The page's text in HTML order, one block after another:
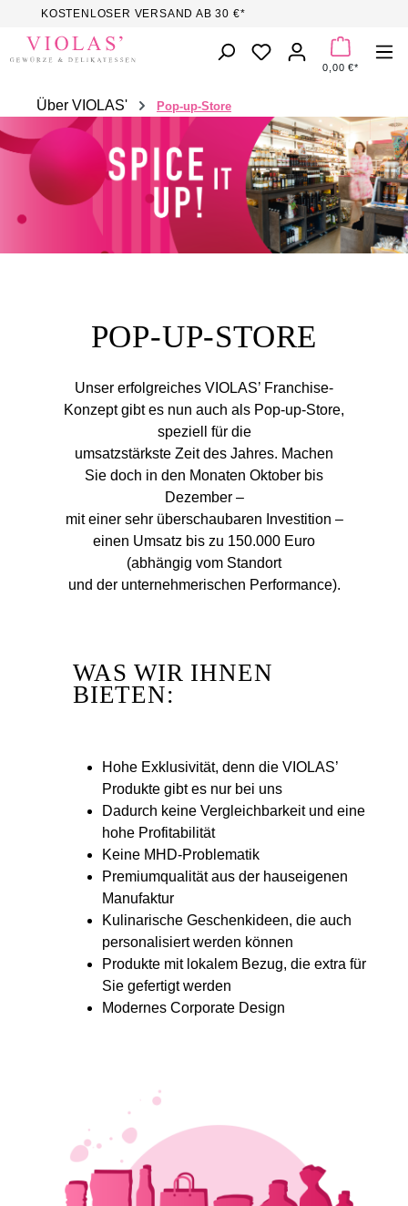
Zum Hauptinhalt springen
KOSTENLOSER VERSAND AB 30 €*
DU HAST 0
0,00 €*
Über VIOLAS' Pop-up-Store
POP-UP-STORE
Unser erfolgreiches VIOLAS’ Franchise-
Konzept gibt es nun auch als Pop-up-Store,
speziell für die
umsatzstärkste Zeit des Jahres. Machen
Sie doch in den Monaten Oktober bis
Dezember –
mit einer sehr überschaubaren Investition –
einen Umsatz bis zu 150.000 Euro
(abhängig vom Standort
und der unternehmerischen Performance).
WAS WIR IHNEN
BIETEN:
Hohe Exklusivität, denn die VIOLAS’
Produkte gibt es nur bei uns
Dadurch keine Vergleichbarkeit und eine
hohe Profitabilität
Keine MHD-Problematik
Premiumqualität aus der hauseigenen
Manufaktur
Kulinarische Geschenkideen, die auch
personalisiert werden können
Produkte mit lokalem Bezug, die extra für
Sie gefertigt werden
Modernes Corporate Design